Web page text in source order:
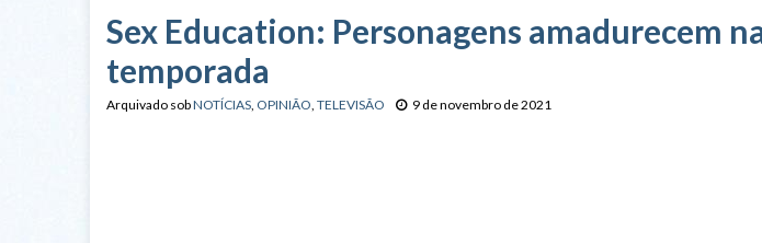
Sex Education: Personagens amadurecem
temporada
Arquivado sobNOTÍCIAS, OPINIÃO, TELEVISÃO 9 de novembro de 2021